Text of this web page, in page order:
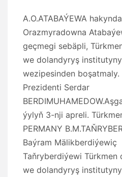
A.O.ATABAÝEWA
Orazmyradowna
geçmegi sebäpli,
we dolandyryş
wezipesinden boşatmaly.
Prezidenti Serdar
ýylyň 3-nji apreli.
PERMANY
Baýram Mälikberdiýewiç
Taňryberdiýewi
we dolandyryş